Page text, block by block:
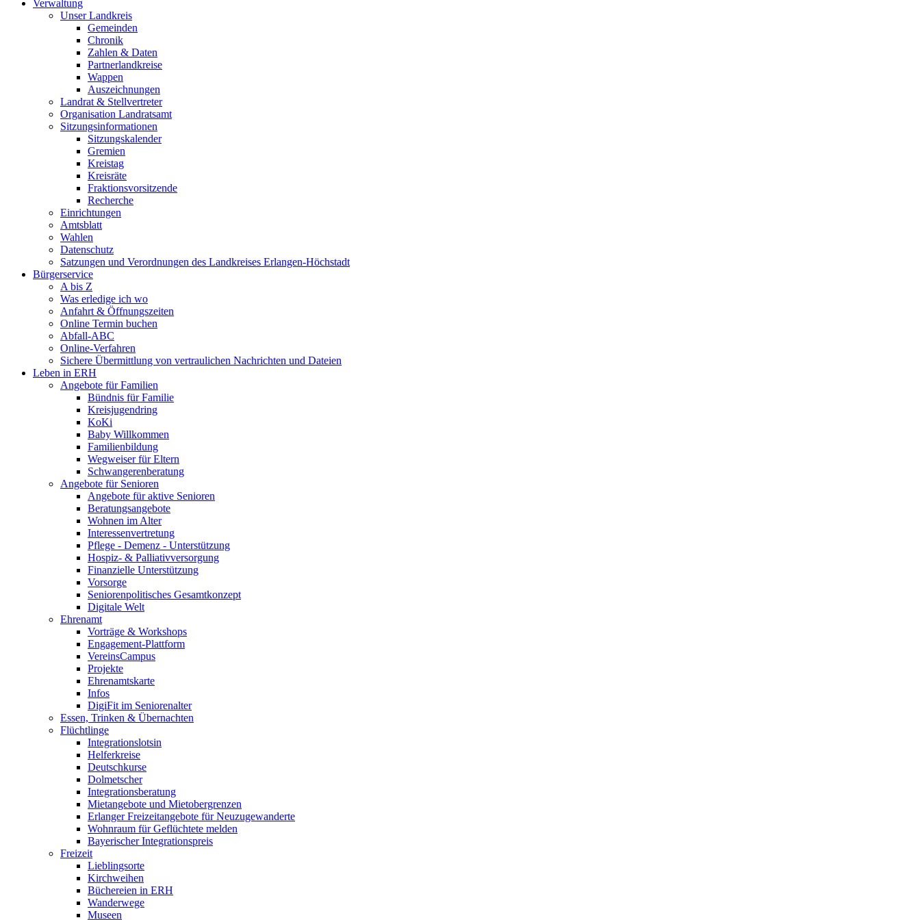
Verwaltung
Unser Landkreis
Gemeinden
Chronik
Zahlen & Daten
Partnerlandkreise
Wappen
Auszeichnungen
Landrat & Stellvertreter
Organisation Landratsamt
Sitzungsinformationen
Sitzungskalender
Gremien
Kreistag
Kreisräte
Fraktionsvorsitzende
Recherche
Einrichtungen
Amtsblatt
Wahlen
Datenschutz
Satzungen und Verordnungen des Landkreises Erlangen-Höchstadt
Bürgerservice
A bis Z
Was erledige ich wo
Anfahrt & Öffnungszeiten
Online Termin buchen
Abfall-ABC
Online-Verfahren
Sichere Übermittlung von vertraulichen Nachrichten und Dateien
Leben in ERH
Angebote für Familien
Bündnis für Familie
Kreisjugendring
KoKi
Baby Willkommen
Familienbildung
Wegweiser für Eltern
Schwangerenberatung
Angebote für Senioren
Angebote für aktive Senioren
Beratungsangebote
Wohnen im Alter
Interessenvertretung
Pflege - Demenz - Unterstützung
Hospiz- & Palliativversorgung
Finanzielle Unterstützung
Vorsorge
Seniorenpolitisches Gesamtkonzept
Digitale Welt
Ehrenamt
Vorträge & Workshops
Engagement-Plattform
VereinsCampus
Projekte
Ehrenamtskarte
Infos
DigiFit im Seniorenalter
Essen, Trinken & Übernachten
Flüchtlinge
Integrationslotsin
Helferkreise
Deutschkurse
Dolmetscher
Integrationsberatung
Mietangebote und Mietobergrenzen
Erlanger Freizeitangebote für Neuzugewanderte
Wohnraum für Geflüchtete melden
Bayerischer Integrationspreis
Freizeit
Lieblingsorte
Kirchweihen
Büchereien in ERH
Wanderwege
Museen